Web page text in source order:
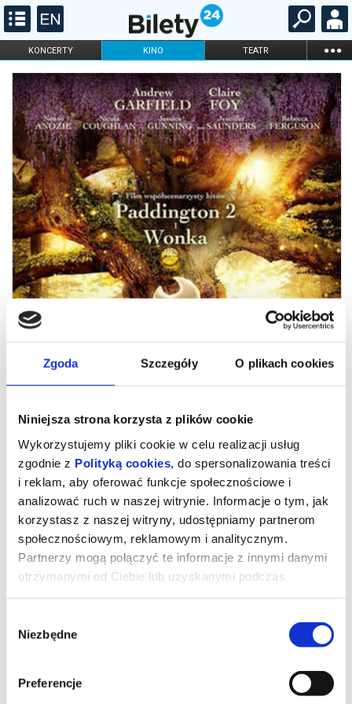
Zgoda Szczegóły O plikach cookies
Niniejsza strona korzysta z plików cookie
Wykorzystujemy pliki cookie w celu realizacji usług
zgodnie z Polityką cookies , do spersonalizowania treści
i reklam, aby oferować funkcje społecznościowe i
analizować ruch w naszej witrynie. Informacje o tym, jak
korzystasz z naszej witryny, udostępniamy partnerom
społecznościowym, reklamowym i analitycznym.
Partnerzy mogą połączyć te informacje z innymi danymi
otrzymanymi od Ciebie lub uzyskanymi podczas
zgody
Niezbędne
Preferencje
KONCERTY KINO TEATR ...
FILHARMONIA OPERA I BALET
STAND-UP
DLA DZIECI
ONLINE KARNETY
Drzewo magii
Współczesna rodzina przeprowadza się na wieś, gdzie dzieci
odkrywają magiczne drzewo zamieszkane przez ekscentryczne
więzi. Polly i Tim wraz z trójką dzieci to współczesna rodzina,
która staje przed koniecznością przeprowadzenia się na odległą
angielską prowincję. Wkrótce po przyjeździe okazuje się, że